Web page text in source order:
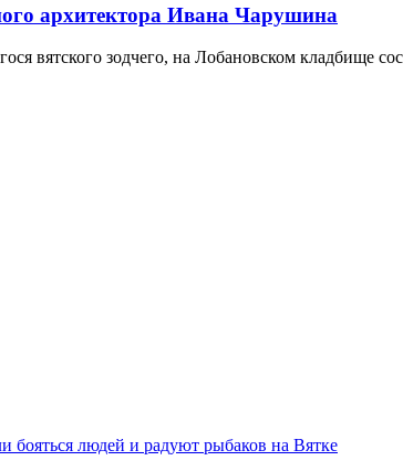
архитектора Ивана Чарушина
вятского зодчего, на Лобановском кладбище